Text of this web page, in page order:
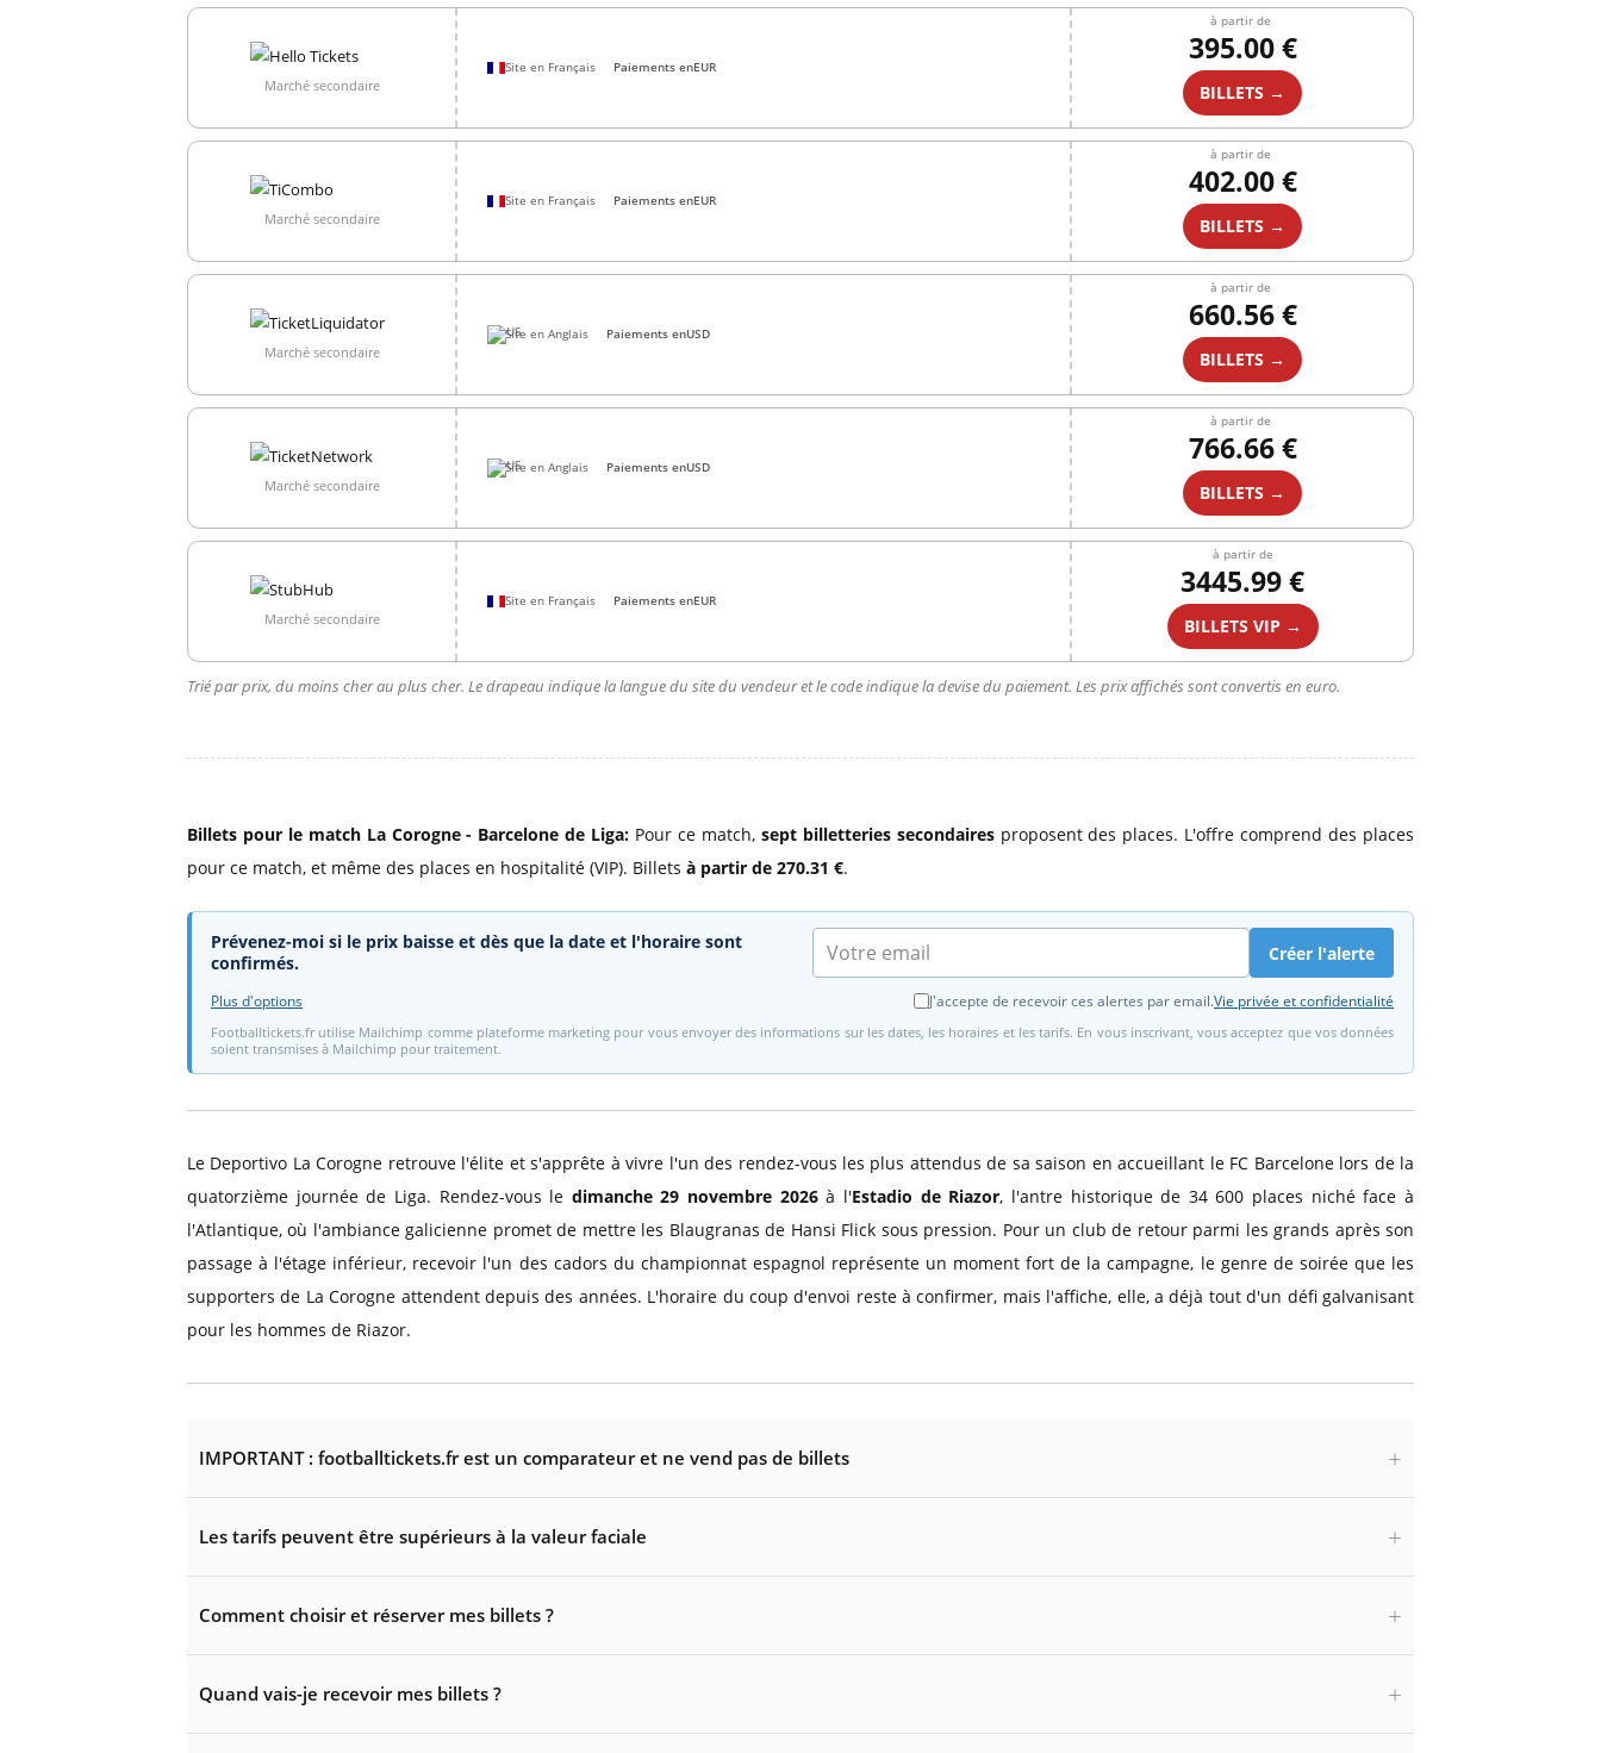
Marché secondaire
Site en Français Paiements enEUR
à partir de
395.00 €
BILLETS →
Marché secondaire
Site en Français Paiements enEUR
à partir de
402.00 €
BILLETS →
Marché secondaire
Site en Anglais Paiements enUSD
à partir de
660.56 €
BILLETS →
Marché secondaire
Site en Anglais Paiements enUSD
à partir de
766.66 €
BILLETS →
Marché secondaire
Site en Français Paiements enEUR
à partir de
3445.99 €
BILLETS VIP →
Trié par prix, du moins cher au plus cher. Le drapeau indique la langue du site du vendeur et le code indique la devise du paiement. Les prix affichés sont convertis en euro.
Billets pour le match La Corogne - Barcelone de Liga: Pour ce match, sept billetteries secondairesproposent des places. L'offre comprend des places
pour ce match, et même des places en hospitalité (VIP). Billets à partir de 270.31 €.
Prévenez-moi si le prix baisse et dès que la date et l'horaire sont
confirmés.
Créer l'alerte
J'accepte de recevoir ces alertes par email.Vie privée et confidentialité
Plus d'options
Footballtickets.fr utilise Mailchimp comme plateforme marketing pour vous envoyer des informations sur les dates, les horaires et les tarifs. En vous inscrivant, vous acceptez que vos données
soient transmises à Mailchimp pour traitement.
Le Deportivo La Corogne retrouve l'élite et s'apprête à vivre l'un des rendez-vous les plus attendus de sa saison en accueillant le FC Barcelone lors de la
quatorzième journée de Liga. Rendez-vous le dimanche 29 novembre 2026à l'Estadio de Riazor, l'antre historique de 34 600 places niché face à
l'Atlantique, où l'ambiance galicienne promet de mettre les Blaugranas de Hansi Flick sous pression. Pour un club de retour parmi les grands après son
passage à l'étage inférieur, recevoir l'un des cadors du championnat espagnol représente un moment fort de la campagne, le genre de soirée que les
supporters de La Corogne attendent depuis des années. L'horaire du coup d'envoi reste à confirmer, mais l'affiche, elle, a déjà tout d'un défi galvanisant
pour les hommes de Riazor.
IMPORTANT : footballtickets.fr est un comparateur et ne vend pas de billets
Les tarifs peuvent être supérieurs à la valeur faciale
Comment choisir et réserver mes billets ?
Quand vais-je recevoir mes billets ?